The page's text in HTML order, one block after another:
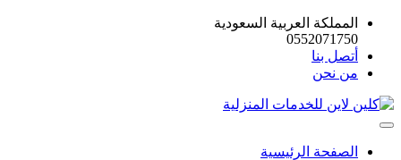
المملكة العربية السعودية
0552071750
أتصل بنا
من نحن
الصفحة الرئيسية